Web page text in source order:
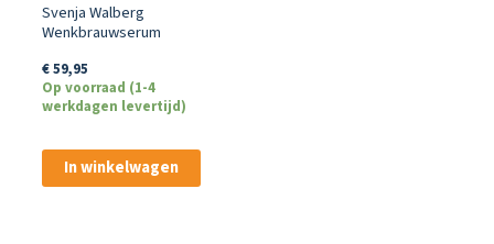
Svenja Walberg
Wenkbrauwserum
€59,95
Op voorraad (1-4
werkdagen levertijd)
In winkelwagen